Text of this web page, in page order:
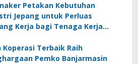
Petakan Kebutuhan
Jepang untuk Perluas
Kerja bagi Tenaga Kerja
Koperasi Terbaik Raih
Pemko Banjarmasin